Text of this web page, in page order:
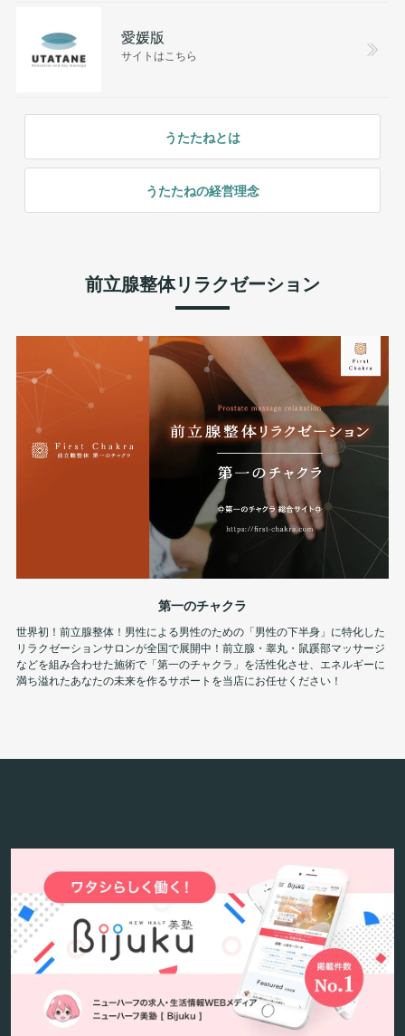
愛媛版
サイトはこちら
うたたねとは
うたたねの経営理念
前立腺整体リラクゼーション
第一のチャクラ
世界初！前立腺整体！男性による男性のための「男性の下半身」に特化した
リラクゼーションサロンが全国で展開中！前立腺・睾丸・鼠蹊部マッサージ
などを組み合わせた施術で「第一のチャクラ」を活性化させ、エネルギーに
満ち溢れたあなたの未来を作るサポートを当店にお任せください！